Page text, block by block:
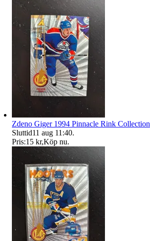
Zdeno Giger 1994 Pinnacle Rink Collection
Sluttid11 aug 11:40.
Pris:15 kr,Köp nu.